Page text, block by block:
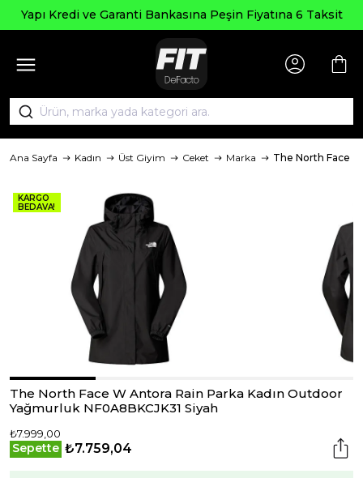
Yapı Kredi ve Garanti Bankasına Peşin Fiyatına 6 Taksit
Ana Sayfa Kadın Üst Giyim Ceket Marka The North Face
KARGO
BEDAVA!
The North Face W Antora Rain Parka Kadın Outdoor
Yağmurluk NF0A8BKCJK31 Siyah
₺7.999,00
Sepette ₺7.759,04